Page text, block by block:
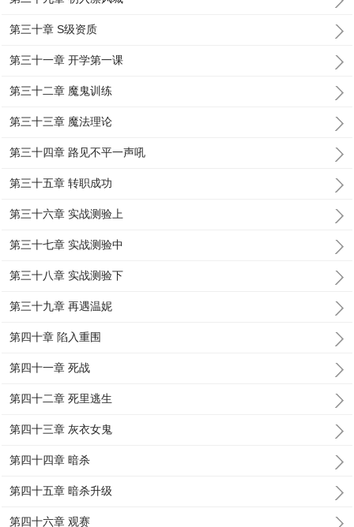
第三十章 S级资质
第三十一章 开学第一课
第三十二章 魔鬼训练
第三十三章 魔法理论
第三十四章 路见不平一声吼
第三十五章 转职成功
第三十六章 实战测验上
第三十七章 实战测验中
第三十八章 实战测验下
第三十九章 再遇温妮
第四十章 陷入重围
第四十一章 死战
第四十二章 死里逃生
第四十三章 灰衣女鬼
第四十四章 暗杀
第四十五章 暗杀升级
第四十六章 观赛